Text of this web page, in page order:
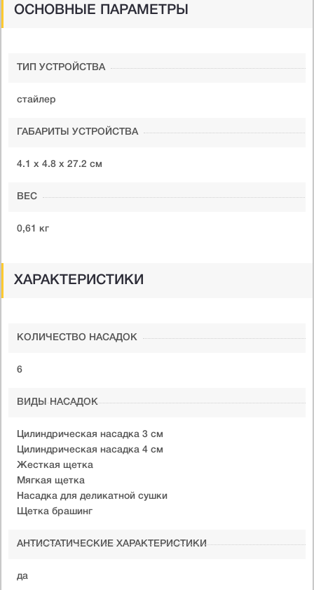
ОСНОВНЫЕ ПАРАМЕТРЫ
ТИП УСТРОЙСТВА
стайлер
ГАБАРИТЫ УСТРОЙСТВА
4.1 х 4.8 х 27.2 см
ВЕС
0,61 кг
ХАРАКТЕРИСТИКИ
КОЛИЧЕСТВО НАСАДОК
6
ВИДЫ НАСАДОК
Цилиндрическая насадка 3 см
Цилиндрическая насадка 4 см
Жесткая щетка
Мягкая щетка
Насадка для деликатной сушки
Щетка брашинг
АНТИСТАТИЧЕСКИЕ ХАРАКТЕРИСТИКИ
да